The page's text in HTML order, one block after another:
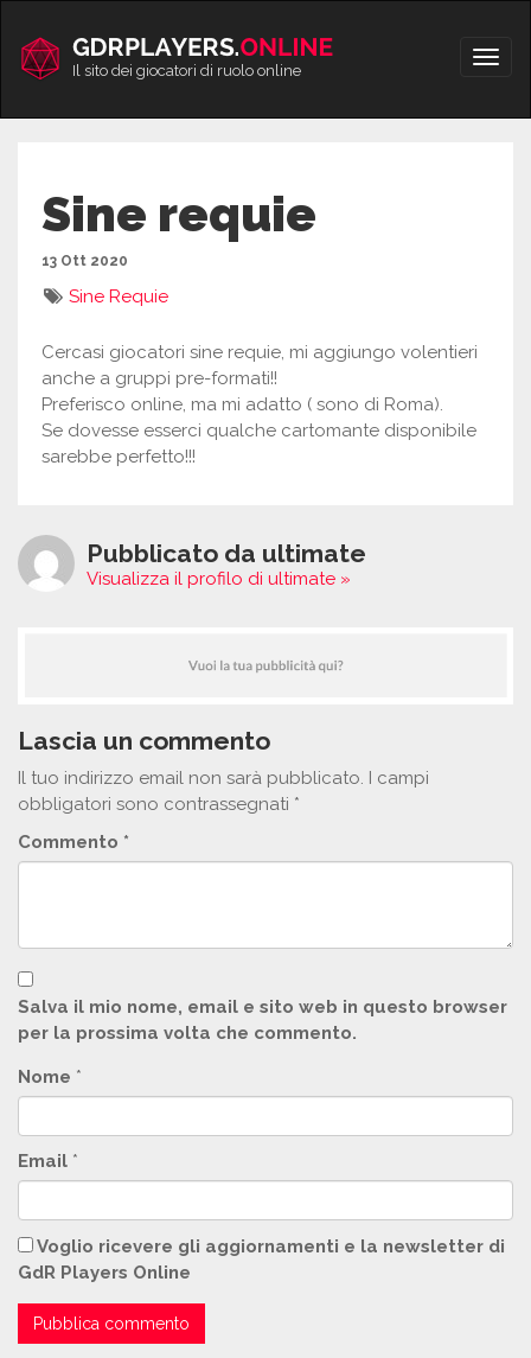
contenuto
Apri/
Il sito dei giocatori di ruolo online
Sine requie
13 Ott 2020
Sine Requie
Cercasi giocatori sine requie, mi aggiungo volentieri
anche a gruppi pre-formati!!
Preferisco online, ma mi adatto ( sono di Roma).
Se dovesse esserci qualche cartomante disponibile
sarebbe perfetto!!!
Pubblicato da ultimate
Visualizza il profilo di ultimate »
Lascia un commento
Il tuo indirizzo email non sarà pubblicato. I campi
obbligatori sono contrassegnati *
Commento *
Salva il mio nome, email e sito web in questo browser
per la prossima volta che commento.
Nome *
Email *
Voglio ricevere gli aggiornamenti e la newsletter di
GdR Players Online